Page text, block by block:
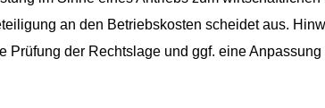
an den Betriebskosten scheidet aus.
Prüfung der Rechtslage und ggf. eine